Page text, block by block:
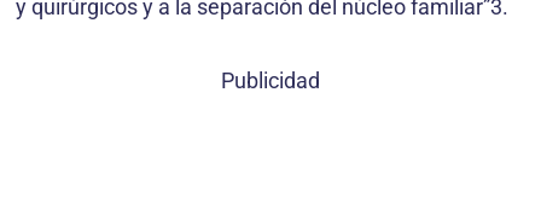
y quirúrgicos y a la separación del núcleo familiar”3.
Publicidad